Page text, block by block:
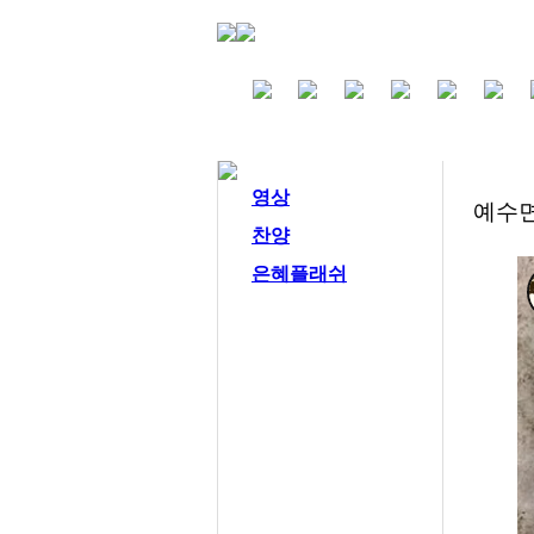
영상
찬양
은혜플래쉬
예수